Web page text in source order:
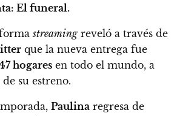
El funeral.
streamingreveló a través de
que la nueva entrega fue
hogares en todo el mundo, a
su estreno.
Paulina regresa de